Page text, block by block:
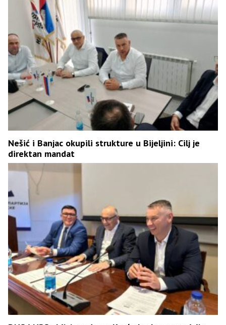
Nešić i Banjac okupili strukture u Bijeljini: Cilj je
direktan mandat